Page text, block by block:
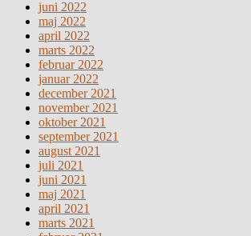
juni 2022
maj 2022
april 2022
marts 2022
februar 2022
januar 2022
december 2021
november 2021
oktober 2021
september 2021
august 2021
juli 2021
juni 2021
maj 2021
april 2021
marts 2021